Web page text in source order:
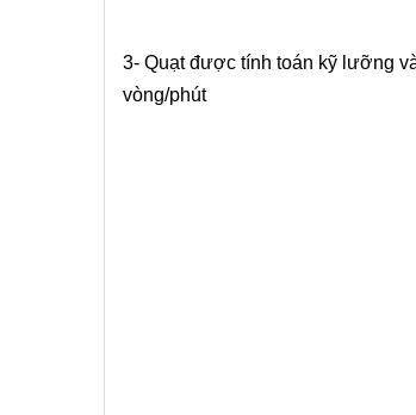
3- Quạt được tính toán kỹ lưỡng
vòng/phút